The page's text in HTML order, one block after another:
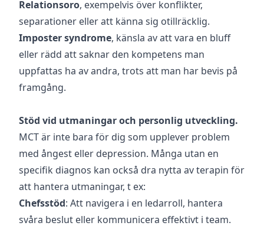
Relationsoro, exempelvis över konflikter,
separationer eller att känna sig otillräcklig.
Impostersyndrome, känsla av att vara en bluff
eller rädd att saknar den kompetens man
uppfattas ha av andra, trots att man har bevis på
framgång.
Stöd vid utmaningar och personlig utveckling.
MCT är inte bara för dig som upplever problem
med ångest eller depression. Många utan en
specifik diagnos kan också dra nytta av terapin för
att hantera utmaningar, t ex:
Chefsstöd: Att navigera i en ledarroll, hantera
svåra beslut eller kommunicera effektivt i team.